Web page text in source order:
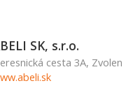
SK, s.r.o.
cesta 3A, Zvolen